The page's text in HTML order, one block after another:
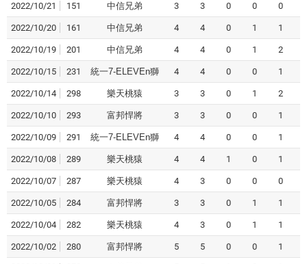
2022/10/21 151 中信兄弟 3 3 0 0 0
2022/10/20 161 中信兄弟 4 4 0 1 1
2022/10/19 201 中信兄弟 4 4 0 1 2
2022/10/15 231 統一7-ELEVEn獅 4 4 0 0 1
2022/10/14 298 樂天桃猿 3 3 0 1 2
2022/10/10 293 富邦悍將 3 3 0 0 1
2022/10/09 291 統一7-ELEVEn獅 4 4 0 0 1
2022/10/08 289 樂天桃猿 4 4 1 0 1
2022/10/07 287 樂天桃猿 4 3 0 0 0
2022/10/05 284 富邦悍將 3 3 0 1 1
2022/10/04 282 樂天桃猿 4 3 0 1 1
2022/10/02 280 富邦悍將 5 5 0 0 1